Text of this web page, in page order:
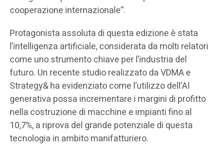
cooperazione internazionale”.
Protagonista assoluta di questa edizione è stata
l’intelligenza artificiale, considerata da molti relatori
come uno strumento chiave per l’industria del
futuro. Un recente studio realizzato da VDMA e
Strategy& ha evidenziato come l’utilizzo dell’AI
generativa possa incrementare i margini di profitto
nella costruzione di macchine e impianti fino al
10,7%, a riprova del grande potenziale di questa
tecnologia in ambito manifatturiero.